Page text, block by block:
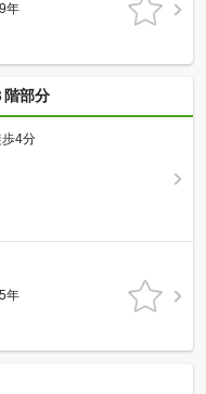
9年
部分
4分
年